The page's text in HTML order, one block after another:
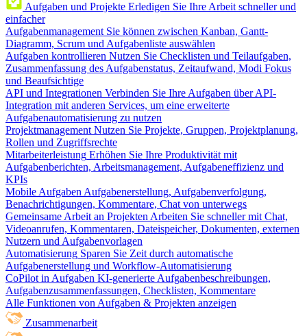
Aufgaben und Projekte Erledigen Sie Ihre Arbeit schneller und
einfacher
Aufgabenmanagement Sie können zwischen Kanban, Gantt-
Diagramm, Scrum und Aufgabenliste auswählen
Aufgaben kontrollieren Nutzen Sie Checklisten und Teilaufgaben,
Zusammenfassung des Aufgabenstatus, Zeitaufwand, Modi Fokus
und Beaufsichtige
API und Integrationen Verbinden Sie Ihre Aufgaben über API-
Integration mit anderen Services, um eine erweiterte
Aufgabenautomatisierung zu nutzen
Projektmanagement Nutzen Sie Projekte, Gruppen, Projektplanung,
Rollen und Zugriffsrechte
Mitarbeiterleistung Erhöhen Sie Ihre Produktivität mit
Aufgabenberichten, Arbeitsmanagement, Aufgabeneffizienz und
KPIs
Mobile Aufgaben Aufgabenerstellung, Aufgabenverfolgung,
Benachrichtigungen, Kommentare, Chat von unterwegs
Gemeinsame Arbeit an Projekten Arbeiten Sie schneller mit Chat,
Videoanrufen, Kommentaren, Dateispeicher, Dokumenten, externen
Nutzern und Aufgabenvorlagen
Automatisierung Sparen Sie Zeit durch automatische
Aufgabenerstellung und Workflow-Automatisierung
CoPilot in Aufgaben KI-generierte Aufgabenbeschreibungen,
Aufgabenzusammenfassungen, Checklisten, Kommentare
Alle Funktionen von Aufgaben & Projekten anzeigen
Zusammenarbeit